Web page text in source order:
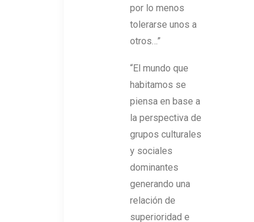
por lo menos
tolerarse unos a
otros…”
“El mundo que
habitamos se
piensa en base a
la perspectiva de
grupos culturales
y sociales
dominantes
generando una
relación de
superioridad e